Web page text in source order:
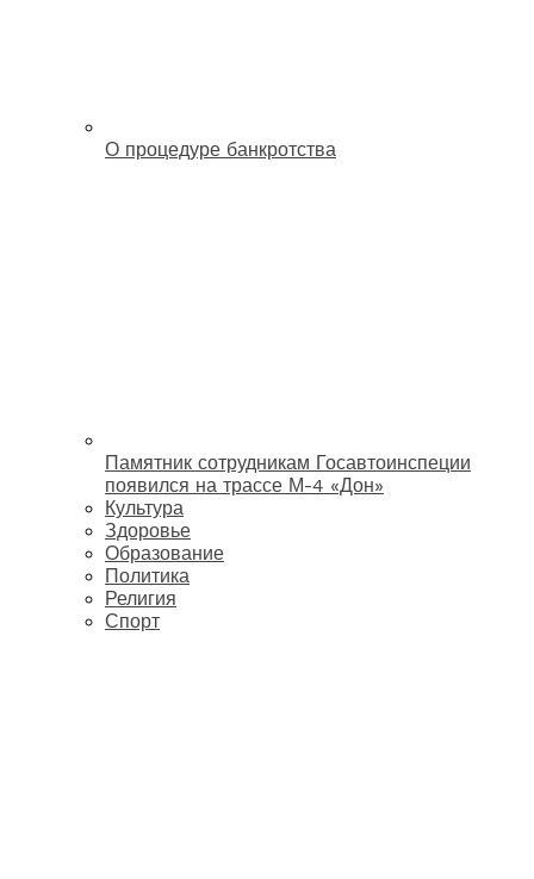
О процедуре банкротства
Памятник сотрудникам Госавтоинспеции
появился на трассе М-4 «Дон»
Культура
Здоровье
Образование
Политика
Религия
Спорт